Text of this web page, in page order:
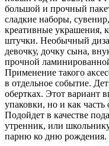
большой и прочный
сладкие наборы,
креативные украшения,
штучки. Необычный
девочку, дочку сына,
прочной
Применение такого
в отдельное событие.
обертках. Этот вариант
упаковки, но и как
Подойдет в качестве
утренник, или
парню ко дню рождения.